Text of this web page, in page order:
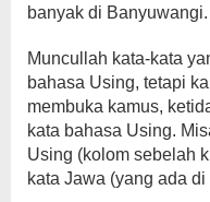
banyak di Banyuwangi.
Muncullah kata-kata
bahasa Using, tetapi
membuka kamus,
kata bahasa Using.
Using (kolom sebelah
kata Jawa (yang ada